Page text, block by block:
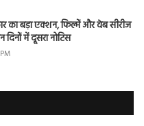
का बड़ा एक्शन, फिल्में और वेब सीरीज
दिनों में दूसरा नोटिस